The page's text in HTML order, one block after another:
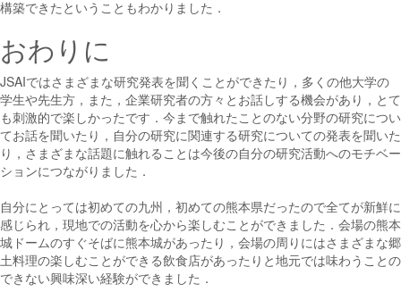
構築できたということもわかりました．
おわりに
JSAIではさまざまな研究発表を聞くことができたり，多くの他大学の
学生や先生方，また，企業研究者の方々とお話しする機会があり，とて
も刺激的で楽しかったです．今まで触れたことのない分野の研究につい
てお話を聞いたり，自分の研究に関連する研究についての発表を聞いた
り，さまざまな話題に触れることは今後の自分の研究活動へのモチベー
ションにつながりました．
自分にとっては初めての九州，初めての熊本県だったので全てが新鮮に
感じられ，現地での活動を心から楽しむことができました．会場の熊本
城ドームのすぐそばに熊本城があったり，会場の周りにはさまざまな郷
土料理の楽しむことができる飲食店があったりと地元では味わうことの
できない興味深い経験ができました．